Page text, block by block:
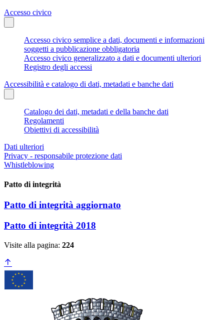
Accesso civico
Accesso civico semplice a dati, documenti e informazioni
soggetti a pubblicazione obbligatoria
Accesso civico generalizzato a dati e documenti ulteriori
Registro degli accessi
Accessibilità e catalogo di dati, metadati e banche dati
Catalogo dei dati, metadati e della banche dati
Regolamenti
Obiettivi di accessibilità
Dati ulteriori
Privacy - responsabile protezione dati
Whistleblowing
Patto di integrità
Patto di integrità aggiornato
Patto di integrità 2018
Visite alla pagina: 224